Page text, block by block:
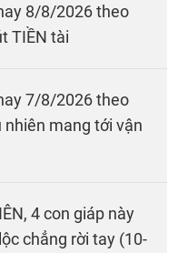
8/8/2026 theo
TIỀN tài
7/8/2026 theo
nhiên mang tới vận
4 con giáp này
chẳng rời tay (10-